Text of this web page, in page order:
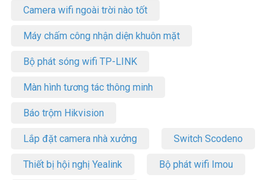
Camera wifi ngoài trời nào tốt
Máy chấm công nhận diện khuôn mặt
Bộ phát sóng wifi TP-LINK
Màn hình tương tác thông minh
Báo trộm Hikvision
Lắp đặt camera nhà xưởng Switch Scodeno
Thiết bị hội nghị Yealink Bộ phát wifi Imou